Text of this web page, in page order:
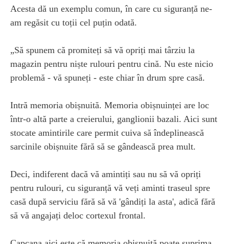
Acesta dă un exemplu comun, în care cu siguranță ne-
am regăsit cu toții cel puțin odată.
„Să spunem că promiteți să vă opriți mai târziu la
magazin pentru niște rulouri pentru cină. Nu este nicio
problemă - vă spuneți - este chiar în drum spre casă.
Intră memoria obișnuită. Memoria obișnuinței are loc
într-o altă parte a creierului, ganglionii bazali. Aici sunt
stocate amintirile care permit cuiva să îndeplinească
sarcinile obișnuite fără să se gândească prea mult.
Deci, indiferent dacă vă amintiți sau nu să vă opriți
pentru rulouri, cu siguranță vă veți aminti traseul spre
casă după serviciu fără să vă 'gândiți la asta', adică fără
să vă angajați deloc cortexul frontal.